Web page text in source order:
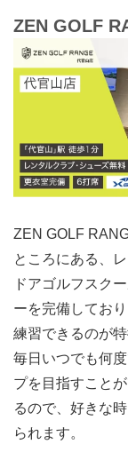
ZEN GOLF
ZEN GOLF
ところにある、
ドアゴルフスク
ーを完備してお
練習できるのが
毎日いつでも何
プを目指すこと
るので、好きな
られます。